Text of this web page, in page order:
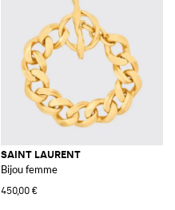
SAINT LAURENT
Bijou femme
450,00 €